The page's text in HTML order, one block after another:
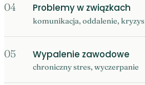
04 Problemy w związkach
komunikacja, oddalenie, kryzys
05 Wypalenie zawodowe
chroniczny stres, wyczerpanie